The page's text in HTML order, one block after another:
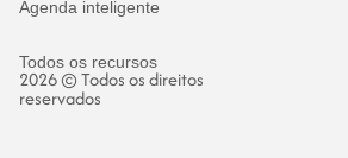
Agenda inteligente
Todos os recursos
2026 © Todos os direitos
reservados